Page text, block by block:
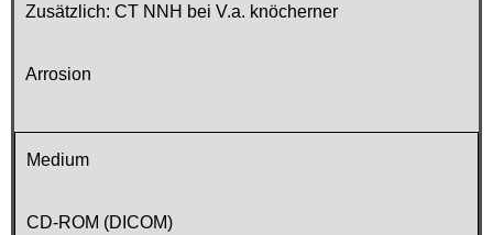
Zusätzlich: CT NNH bei V.a. knöcherner
Arrosion
Medium
CD-ROM (DICOM)